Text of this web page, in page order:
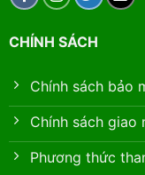
CHÍNH SÁCH
Chính sách bảo
Chính sách giao
Phương thức